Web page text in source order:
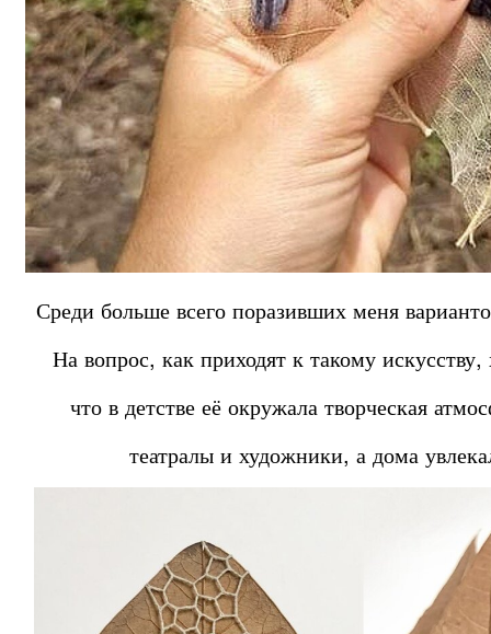
Среди больше всего поразивших меня
На вопрос, как приходят к такому
что в детстве её окружала творческая
театралы и художники, а дома